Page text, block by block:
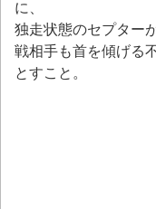
に、
独走状態のセプター
戦相手も首を傾げる
とすこと。